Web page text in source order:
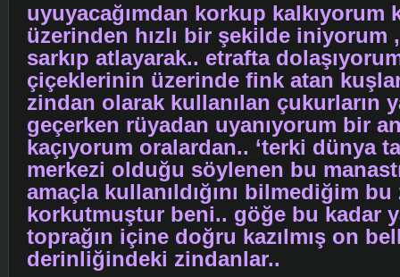
uyuyacağımdan korkup kalkıyorum
üzerinden hızlı bir şekilde iniyorum ,
sarkıp atlayarak.. etrafta
çiçeklerinin üzerinde fink atan
zindan olarak kullanılan çukurların
geçerken rüyadan uyanıyorum bir
kaçıyorum oralardan.. ‘terki dünya
merkezi olduğu söylenen bu
amaçla kullanıldığını bilmediğim
korkutmuştur beni.. göğe bu kadar
toprağın içine doğru kazılmış on
derinliğindeki zindanlar..